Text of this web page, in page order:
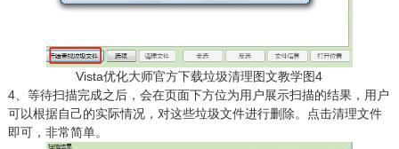
Vista优化大师官方下载垃圾清理图文教学图4
4、等待扫描完成之后，会在页面下方位为用户展示扫描的结果，用户
可以根据自己的实际情况，对这些垃圾文件进行删除。点击清理文件
即可，非常简单。